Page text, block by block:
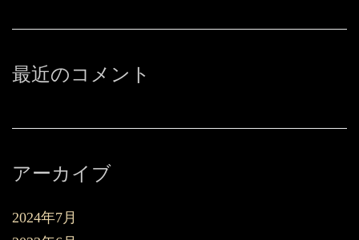
最近のコメント
アーカイブ
2024年7月